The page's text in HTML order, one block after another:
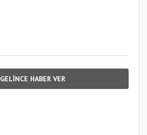
GELİNCE HABER VER